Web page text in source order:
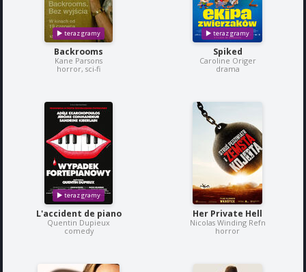
Backrooms
Kane Parsons
horror, sci-fi
Spiked
Caroline Origer
drama
L'accident de piano
Quentin Dupieux
comedy
Her Private Hell
Nicolas Winding Refn
horror